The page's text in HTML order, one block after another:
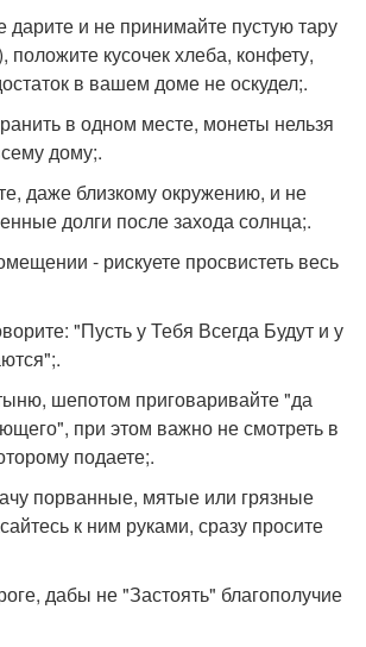
дарите и не принимайте пустую тару
положите кусочек хлеба, конфету,
в вашем доме не оскудел;.
в одном месте, монеты нельзя
дому;.
даже близкому окружению, и не
долги после захода солнца;.
- рискуете просвистеть весь
"Пусть у Тебя Всегда Будут и у
шепотом приговаривайте "да
при этом важно не смотреть в
подаете;.
порванные, мятые или грязные
к ним руками, сразу просите
дабы не "Застоять" благополучие